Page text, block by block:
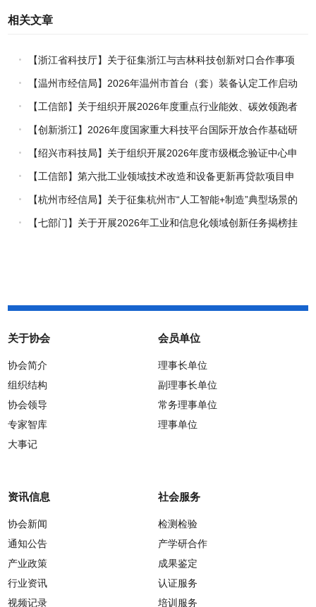
相关文章
【浙江省科技厅】关于征集浙江与吉林科技创新对口合作事项
的通知【温州市经信局】2026年温州市首台（套）装备认定工作启动
【工信部】关于组织开展2026年度重点行业能效、碳效领跑者
企业推荐工作的通知
【创新浙江】2026年度国家重大科技平台国际开放合作基础研
究专项（试点）项目指南
【绍兴市科技局】关于组织开展2026年度市级概念验证中心申
报工作的通知
【工信部】第六批工业领域技术改造和设备更新再贷款项目申
报工作启动
【杭州市经信局】关于征集杭州市“人工智能+制造”典型场景的
通知【七部门】关于开展2026年工业和信息化领域创新任务揭榜挂
关于协会
协会简介
组织结构
协会领导
专家智库
大事记
会员单位
理事长单位
副理事长单位
常务理事单位
理事单位
资讯信息
协会新闻
通知公告
产业政策
行业资讯
视频记录
社会服务
检测检验
产学研合作
成果鉴定
认证服务
培训服务